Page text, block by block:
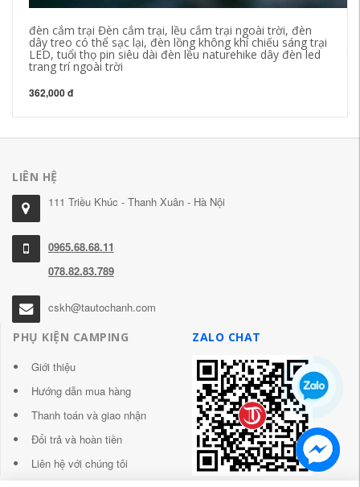
đèn cắm trại Đèn cắm trại, lều cắm trại ngoài trời, đèn
dây treo có thể sạc lại, đèn lồng không khí chiếu sáng trại
LED, tuổi thọ pin siêu dài đèn lều naturehike dây đèn led
trang trí ngoài trời
362,000 đ
LIÊN HỆ
111 Triều Khúc - Thanh Xuân - Hà Nội
0965.68.68.11
078.82.83.789
cskh@tautochanh.com
PHỤ KIỆN CAMPING
Giới thiệu
Hướng dẫn mua hàng
Thanh toán và giao nhận
Đổi trả và hoàn tiền
Liên hệ với chúng tôi
ZALO CHAT